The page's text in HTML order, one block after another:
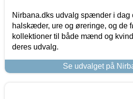
Nirbana.dks udvalg spænder i dag
halskæder, ure og øreringe, og de
kollektioner til både mænd og
deres udvalg.
Se udvalget på